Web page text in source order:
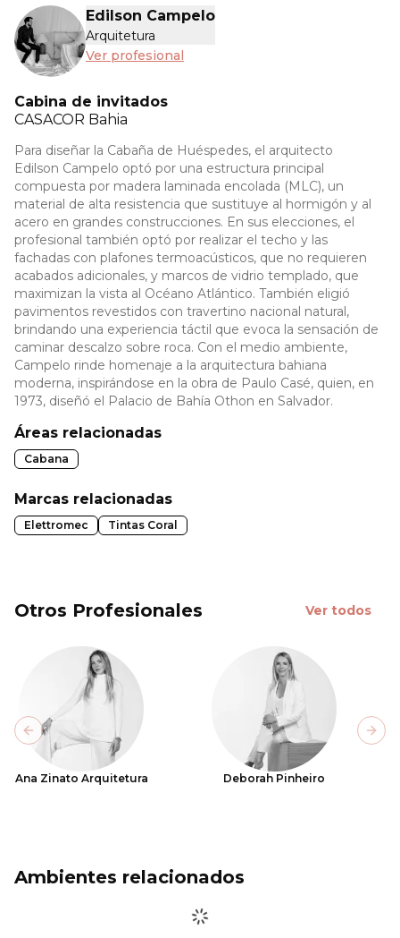
Edilson Campelo
Arquitetura
Ver profesional
Cabina de invitados
CASACOR Bahia
Para diseñar la Cabaña de Huéspedes, el arquitecto
Edilson Campelo optó por una estructura principal
compuesta por madera laminada encolada (MLC), un
material de alta resistencia que sustituye al hormigón y al
acero en grandes construcciones. En sus elecciones, el
profesional también optó por realizar el techo y las
fachadas con plafones termoacústicos, que no requieren
acabados adicionales, y marcos de vidrio templado, que
maximizan la vista al Océano Atlántico. También eligió
pavimentos revestidos con travertino nacional natural,
brindando una experiencia táctil que evoca la sensación de
caminar descalzo sobre roca. Con el medio ambiente,
Campelo rinde homenaje a la arquitectura bahiana
moderna, inspirándose en la obra de Paulo Casé, quien, en
1973, diseñó el Palacio de Bahía Othon en Salvador.
Áreas relacionadas
Cabana
Marcas relacionadas
Elettromec Tintas Coral
Otros Profesionales Ver todos
Ana Zinato Arquitetura Deborah Pinheiro
Previous slide
Ambientes relacionados